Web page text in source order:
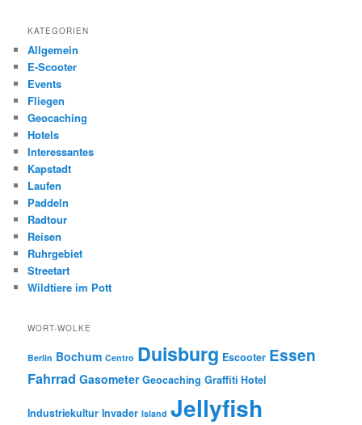
KATEGORIEN
Allgemein
E-Scooter
Events
Fliegen
Geocaching
Hotels
Interessantes
Kapstadt
Laufen
Paddeln
Radtour
Reisen
Ruhrgebiet
Streetart
Wildtiere im Pott
WORT-WOLKE
Berlin Bochum Centro Duisburg Escooter Essen
Fahrrad Gasometer Geocaching Graffiti Hotel
Industriekultur Invader Island Jellyfish